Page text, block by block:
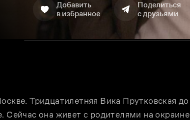
Добавить
в избранное
Поделиться
с друзьями
Тридцатилетняя Вика Прутковская до
Сейчас она живет с родителями на окраине